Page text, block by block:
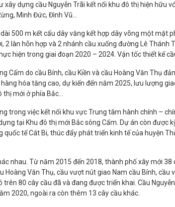
dựng cầu Nguyễn Trãi kết nối khu đô thị hiện hữu
Minh Đức, Đình Vũ…
500 m kết cấu dây văng kết hợp dây võng một mặt
làn hỗn hợp và 2 nhánh cầu xuống đường Lê Thánh
hiện trong giai đoạn 2020 – 2024. Vận tốc thiết kế
Cấm do cầu Bính, cầu Kiền và cầu Hoàng Văn Thụ
hóa tăng cao, dự kiến đến năm 2025, lưu lượng
mới ở phía Bắc…
trong việc kết nối khu vực Trung tâm hành chính –
tại Khu đô thị mới Bắc sông Cấm. Dự án còn được
tế Cát Bi, thúc đẩy phát triển kinh tế của huyện
nhau. Từ năm 2015 đến 2018, thành phố xây mới 38
Hoàng Văn Thụ, cầu vượt nút giao Nam cầu Bính, cầu
80 cây cầu đã và đang được triển khai. Cầu
2020, ngoài ra còn thêm 13 cây cầu khác.